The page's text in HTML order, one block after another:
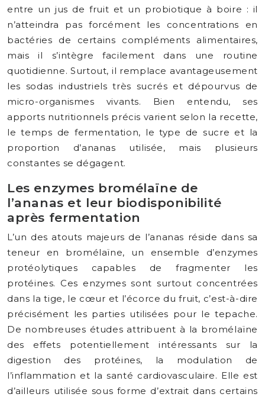
entre un jus de fruit et un probiotique à boire : il
n’atteindra pas forcément les concentrations en
bactéries de certains compléments alimentaires,
mais il s’intègre facilement dans une routine
quotidienne. Surtout, il remplace avantageusement
les sodas industriels très sucrés et dépourvus de
micro-organismes vivants. Bien entendu, ses
apports nutritionnels précis varient selon la recette,
le temps de fermentation, le type de sucre et la
proportion d’ananas utilisée, mais plusieurs
constantes se dégagent.
Les enzymes bromélaïne de
l’ananas et leur biodisponibilité
après fermentation
L’un des atouts majeurs de l’ananas réside dans sa
teneur en bromélaïne, un ensemble d’enzymes
protéolytiques capables de fragmenter les
protéines. Ces enzymes sont surtout concentrées
dans la tige, le cœur et l’écorce du fruit, c’est-à-dire
précisément les parties utilisées pour le tepache.
De nombreuses études attribuent à la bromélaïne
des effets potentiellement intéressants sur la
digestion des protéines, la modulation de
l’inflammation et la santé cardiovasculaire. Elle est
d’ailleurs utilisée sous forme d’extrait dans certains